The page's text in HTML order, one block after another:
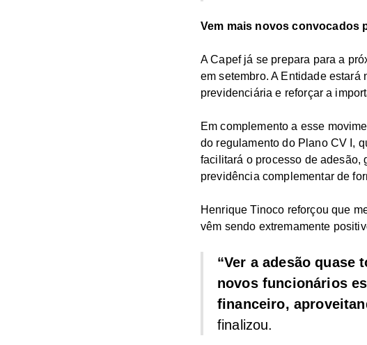
Vem mais novos convocados
A Capef já se prepara para a
em setembro. A Entidade
previdenciária e reforçar a
Em complemento a esse
do regulamento do Plano CV I,
facilitará o processo de adesão,
previdência complementar de
Henrique Tinoco reforçou que
vêm sendo extremamente
“Ver a adesão quase
novos funcionários
financeiro,
finalizou.